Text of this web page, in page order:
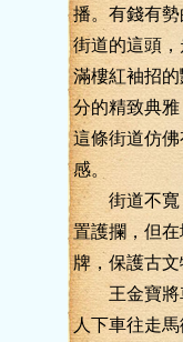
播。有錢有
街道的這頭
滿樓紅袖招
分的精致典
這條街道仿
感。
街道不寬，
置護攔，但
牌，保護古文
王金寶將車
人下車往走馬